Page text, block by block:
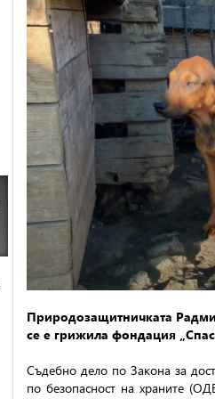
Природозащитничката
се е грижила фондация
Съдебно дело по Закона за
по безопасност на храните